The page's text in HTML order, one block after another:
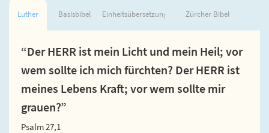
Luther Basisbibel Einheitsübersetzung Zürcher Bibel
“Der HERR ist mein Licht und mein Heil; vor
wem sollte ich mich fürchten? Der HERR ist
meines Lebens Kraft; vor wem sollte mir
grauen?”
Psalm 27,1